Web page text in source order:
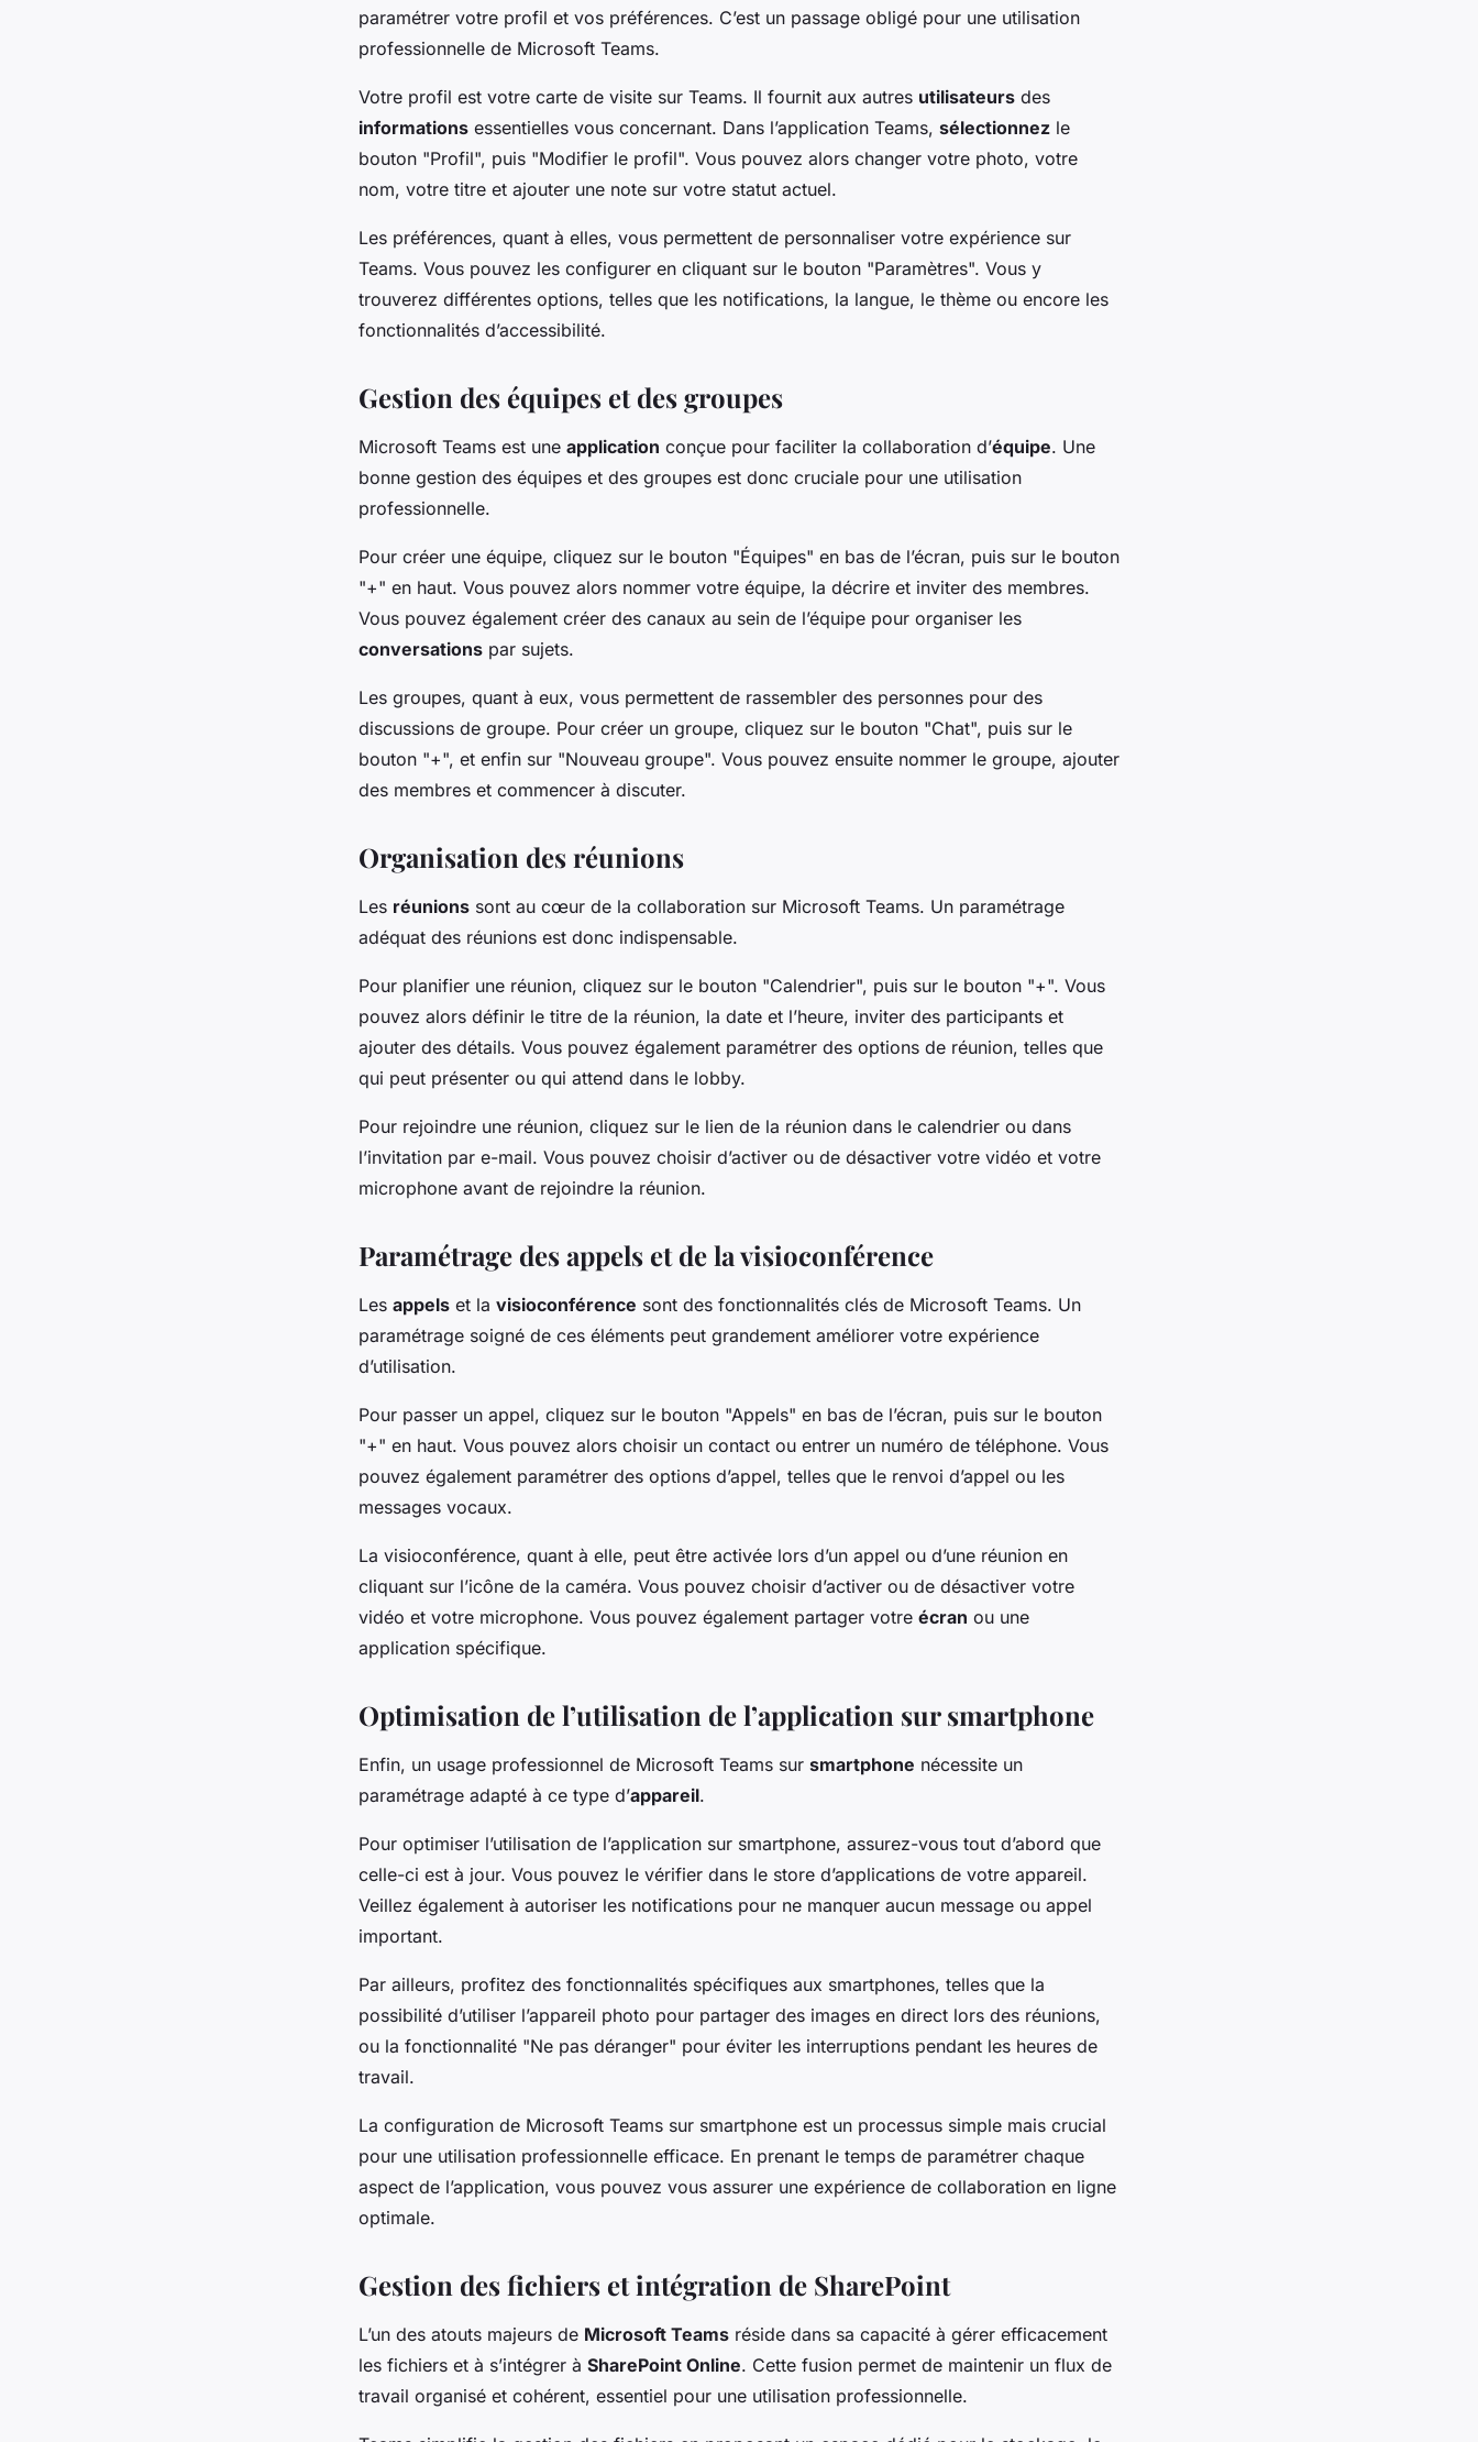
paramétrer votre profil et vos préférences. C’est un passage obligé pour une utilisation
professionnelle de Microsoft Teams.
Votre profil est votre carte de visite sur Teams. Il fournit aux autres utilisateurs des
informations essentielles vous concernant. Dans l’application Teams, sélectionnez le
bouton "Profil", puis "Modifier le profil". Vous pouvez alors changer votre photo, votre
nom, votre titre et ajouter une note sur votre statut actuel.
Les préférences, quant à elles, vous permettent de personnaliser votre expérience sur
Teams. Vous pouvez les configurer en cliquant sur le bouton "Paramètres". Vous y
trouverez différentes options, telles que les notifications, la langue, le thème ou encore les
fonctionnalités d’accessibilité.
Gestion des équipes et des groupes
Microsoft Teams est une application conçue pour faciliter la collaboration d’équipe. Une
bonne gestion des équipes et des groupes est donc cruciale pour une utilisation
professionnelle.
Pour créer une équipe, cliquez sur le bouton "Équipes" en bas de l’écran, puis sur le bouton
"+" en haut. Vous pouvez alors nommer votre équipe, la décrire et inviter des membres.
Vous pouvez également créer des canaux au sein de l’équipe pour organiser les
conversations par sujets.
Les groupes, quant à eux, vous permettent de rassembler des personnes pour des
discussions de groupe. Pour créer un groupe, cliquez sur le bouton "Chat", puis sur le
bouton "+", et enfin sur "Nouveau groupe". Vous pouvez ensuite nommer le groupe, ajouter
des membres et commencer à discuter.
Organisation des réunions
Les réunions sont au cœur de la collaboration sur Microsoft Teams. Un paramétrage
adéquat des réunions est donc indispensable.
Pour planifier une réunion, cliquez sur le bouton "Calendrier", puis sur le bouton "+". Vous
pouvez alors définir le titre de la réunion, la date et l’heure, inviter des participants et
ajouter des détails. Vous pouvez également paramétrer des options de réunion, telles que
qui peut présenter ou qui attend dans le lobby.
Pour rejoindre une réunion, cliquez sur le lien de la réunion dans le calendrier ou dans
l’invitation par e-mail. Vous pouvez choisir d’activer ou de désactiver votre vidéo et votre
microphone avant de rejoindre la réunion.
Paramétrage des appels et de la visioconférence
Les appels et la visioconférence sont des fonctionnalités clés de Microsoft Teams. Un
paramétrage soigné de ces éléments peut grandement améliorer votre expérience
d’utilisation.
Pour passer un appel, cliquez sur le bouton "Appels" en bas de l’écran, puis sur le bouton
"+" en haut. Vous pouvez alors choisir un contact ou entrer un numéro de téléphone. Vous
pouvez également paramétrer des options d’appel, telles que le renvoi d’appel ou les
messages vocaux.
La visioconférence, quant à elle, peut être activée lors d’un appel ou d’une réunion en
cliquant sur l’icône de la caméra. Vous pouvez choisir d’activer ou de désactiver votre
vidéo et votre microphone. Vous pouvez également partager votre écran ou une
application spécifique.
Optimisation de l’utilisation de l’application sur smartphone
Enfin, un usage professionnel de Microsoft Teams sur smartphone nécessite un
paramétrage adapté à ce type d’appareil.
Pour optimiser l’utilisation de l’application sur smartphone, assurez-vous tout d’abord que
celle-ci est à jour. Vous pouvez le vérifier dans le store d’applications de votre appareil.
Veillez également à autoriser les notifications pour ne manquer aucun message ou appel
important.
Par ailleurs, profitez des fonctionnalités spécifiques aux smartphones, telles que la
possibilité d’utiliser l’appareil photo pour partager des images en direct lors des réunions,
ou la fonctionnalité "Ne pas déranger" pour éviter les interruptions pendant les heures de
travail.
La configuration de Microsoft Teams sur smartphone est un processus simple mais crucial
pour une utilisation professionnelle efficace. En prenant le temps de paramétrer chaque
aspect de l’application, vous pouvez vous assurer une expérience de collaboration en ligne
optimale.
Gestion des fichiers et intégration de SharePoint
L’un des atouts majeurs de Microsoft Teams réside dans sa capacité à gérer efficacement
les fichiers et à s’intégrer à SharePoint Online. Cette fusion permet de maintenir un flux de
travail organisé et cohérent, essentiel pour une utilisation professionnelle.